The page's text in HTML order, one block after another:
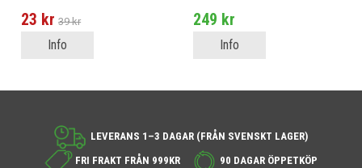
23 kr 39 kr
Info
249 kr
Info
LEVERANS 1–3 DAGAR (FRÅN SVENSKT LAGER)
FRI FRAKT FRÅN 999KR
90 DAGAR ÖPPETKÖP